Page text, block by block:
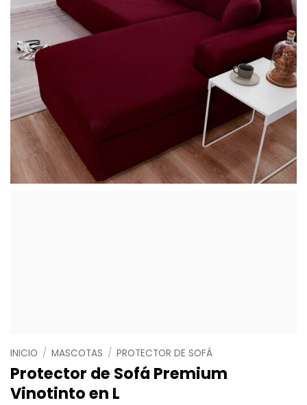
INICIO / MASCOTAS / PROTECTOR DE SOFÁ
Protector de Sofá Premium
Vinotinto en L